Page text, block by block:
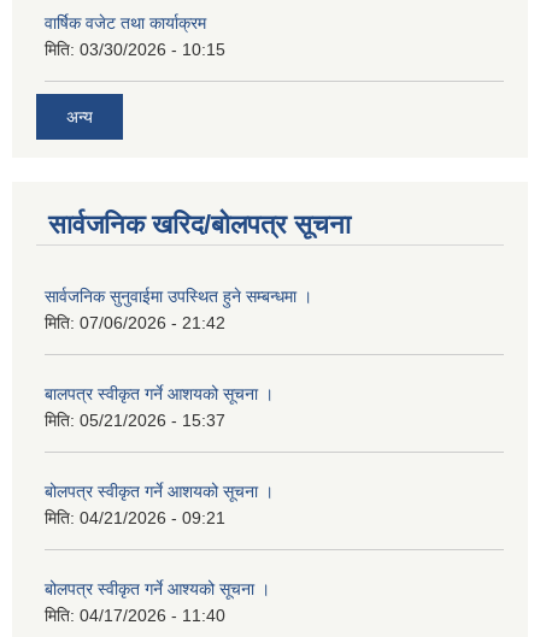
वार्षिक वजेट तथा कार्याक्रम
मिति: 03/30/2026 - 10:15
अन्य
सार्वजनिक खरिद/बोलपत्र सूचना
सार्वजनिक सुनुवाईमा उपस्थित हुने सम्बन्धमा ।
मिति: 07/06/2026 - 21:42
बालपत्र स्वीकृत गर्ने आशयको सूचना ।
मिति: 05/21/2026 - 15:37
बोलपत्र स्वीकृत गर्ने आशयको सूचना ।
मिति: 04/21/2026 - 09:21
बोलपत्र स्वीकृत गर्ने आश्यको सूचना ।
मिति: 04/17/2026 - 11:40